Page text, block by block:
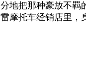
分地把那种豪放不羁
雷摩托车经销店里，